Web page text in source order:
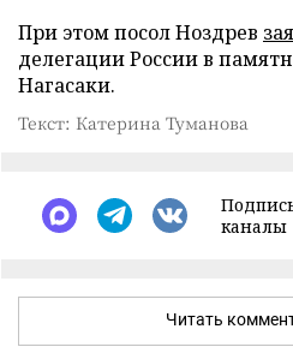
При этом посол Ноздрев
делегации России в
Нагасаки.
Текст: Катерина Туманова
каналы
Читать